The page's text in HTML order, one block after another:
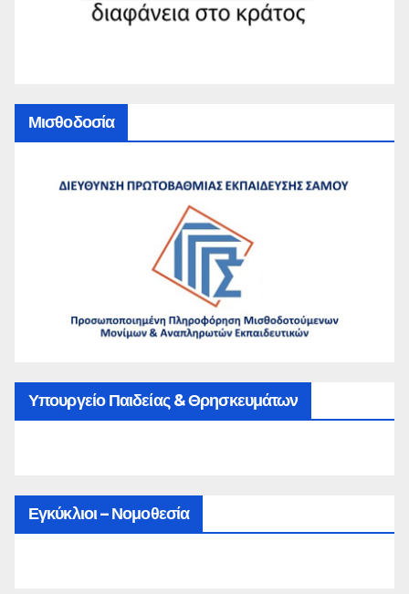
Μισθοδοσία
Υπουργείο Παιδείας & Θρησκευμάτων
Εγκύκλιοι – Νομοθεσία